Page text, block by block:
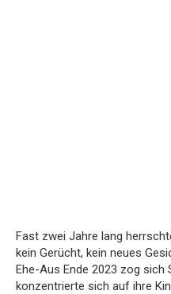
Fast zwei Jahre lang
kein Gerücht, kein neues
Ehe-Aus Ende 2023 zog sich
konzentrierte sich auf ihre